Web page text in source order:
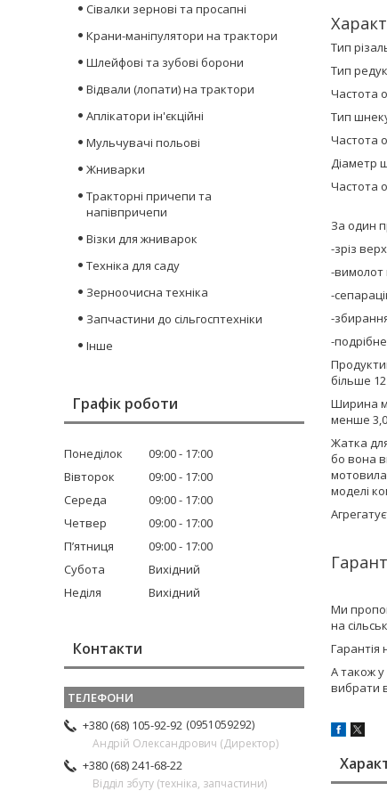
Тип
Тип
Частота
Тип
Частота
Діаметр
Частота
За один
-зріз
-вимолот
-
-
-
більше
Ширина
менше
Жатка
бо вона
моделі
Ми
на
Гарантія
А також у
вибрати
Сівалки зернові та просапні
Крани-маніпулятори на трактори
Шлейфові та зубові борони
Відвали (лопати) на трактори
Аплікатори ін'єкційні
Мульчувачі польові
Жниварки
Тракторні причепи та
напівпричепи
Візки для жниварок
Техніка для саду
Зерноочисна техніка
Запчастини до сільгосптехніки
Інше
Графік роботи
Понеділок 09:00
17:00
Вівторок
09:00
17:00
Середа
09:00
17:00
Четвер
09:00
17:00
Пʼятниця
09:00
17:00
Субота
Вихідний
Неділя
Вихідний
Контакти
+380 (68) 105-92-92 0951059292
Андрій Олександрович (Директор)
+380 (68) 241-68-22
Відділ збуту (техніка, запчастини)